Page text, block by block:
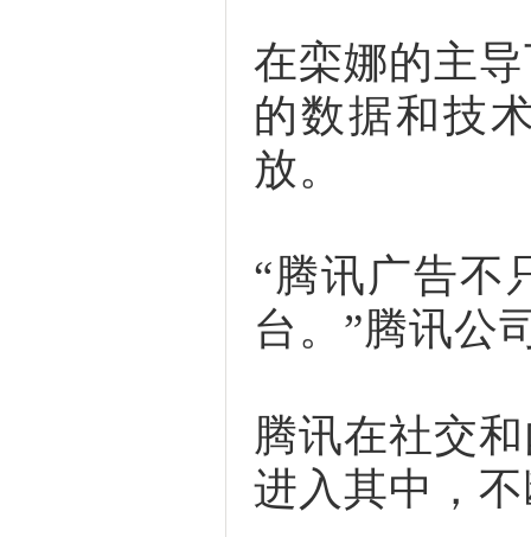
在栾娜的主
的数据和技
放。
“腾讯广告不
台。”腾讯公
腾讯在社交
进入其中，